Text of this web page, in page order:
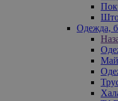
Одежда,